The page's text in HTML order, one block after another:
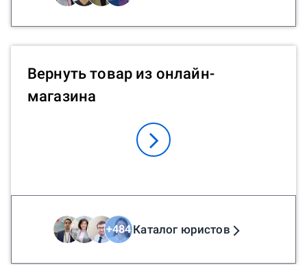
Вернуть товар из онлайн-
магазина
+484Каталог юристов